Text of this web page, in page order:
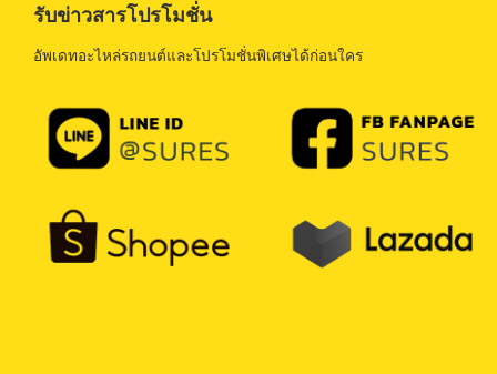
รับข่าวสารโปรโมชั่น
อัพเดทอะไหล่รถยนต์และโปรโมชั่นพิเศษได้ก่อนใคร